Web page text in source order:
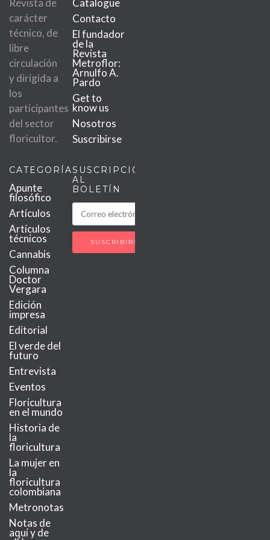
Revista de
carácter
técnico, de
libre
circulación
y dirigida a
los
participantes
del sector
floricultor.
Catalogue
Contacto
El fundador
de la
Revista
Metroflor:
Arnulfo A.
Pardo
Get to
know us
Nosotros
Suscribirse
CATEGORÍAS
Apunte
filosófico
Artículos
Artículos
técnicos
Cannabis
Columna
Doctor
Vergara
Edición
impresa
Editorial
El verde del
futuro
Entrevista
Eventos
Floricultura
en el mundo
Historia de
la
floricultura
La mujer en
la
floricultura
colombiana
Metronotas
Notas de
aquí y de
SUSCRIPCIÓN
AL
BOLETÍN